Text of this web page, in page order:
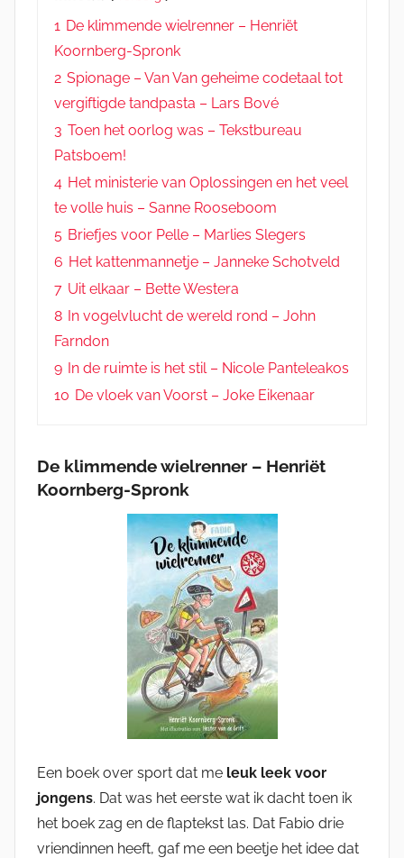
1 De klimmende wielrenner – Henriët
Koornberg-Spronk
2 Spionage – Van Van geheime codetaal tot
vergiftigde tandpasta – Lars Bové
3 Toen het oorlog was – Tekstbureau
Patsboem!
4 Het ministerie van Oplossingen en het veel
te volle huis – Sanne Rooseboom
5 Briefjes voor Pelle – Marlies Slegers
6 Het kattenmannetje – Janneke Schotveld
7 Uit elkaar – Bette Westera
8 In vogelvlucht de wereld rond – John
Farndon
9 In de ruimte is het stil – Nicole Panteleakos
10 De vloek van Voorst – Joke Eikenaar
De klimmende wielrenner – Henriët
Koornberg-Spronk
Een boek over sport dat me leuk leek voor
jongens. Dat was het eerste wat ik dacht toen ik
het boek zag en de flaptekst las. Dat Fabio drie
vriendinnen heeft, gaf me een beetje het idee dat